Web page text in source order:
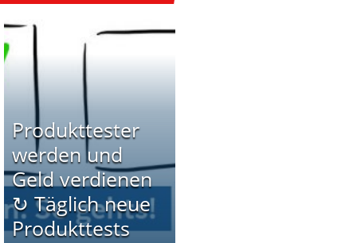
Produkttester
werden und
Geld verdienen
↻ Täglich neue
Produkttests